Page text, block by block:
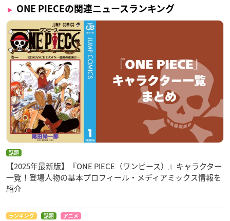
ONE PIECEの関連ニュースランキング
話題
【2025年最新版】『ONE PIECE（ワンピース）』キャラクター
一覧！登場人物の基本プロフィール・メディアミックス情報を
紹介
ランキング 話題 アニメ